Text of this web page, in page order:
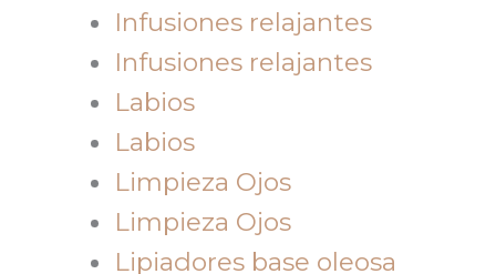
Infusiones relajantes
Infusiones relajantes
Labios
Labios
Limpieza Ojos
Limpieza Ojos
Lipiadores base oleosa